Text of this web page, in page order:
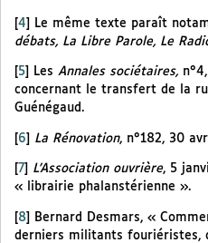
[4] Le même texte paraît
débats, La Libre Parole, Le
5 Les Annales sociétaires,
concernant le transfert de la
Guénégaud.
[6] La Rénovation, n°182, 30
7 L’Association ouvrière, 5
« librairie phalanstérienne ».
8
Bernard Desmars, «
derniers militants fouriéristes,